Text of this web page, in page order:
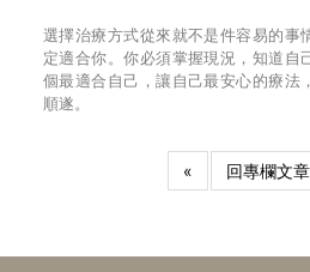
選擇治療方式從來就不是件容易的事
定適合你。你必須掌握現況，知道自
個最適合自己，讓自己最安心的療法
順遂。
« 回專欄文章